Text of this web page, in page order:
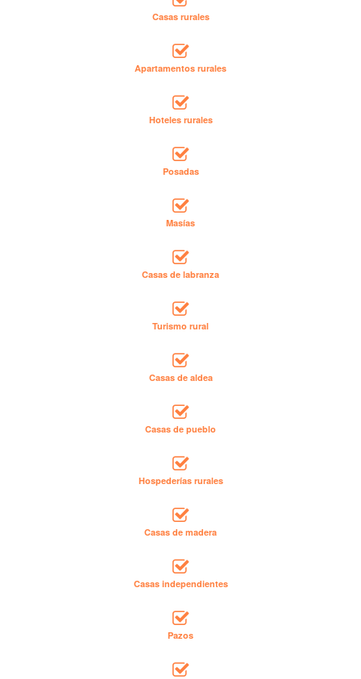
Casas rurales
Apartamentos rurales
Hoteles rurales
Posadas
Masías
Casas de labranza
Turismo rural
Casas de aldea
Casas de pueblo
Hospederías rurales
Casas de madera
Casas independientes
Pazos